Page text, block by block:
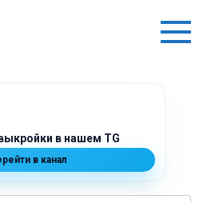
в нашем TG
в канал